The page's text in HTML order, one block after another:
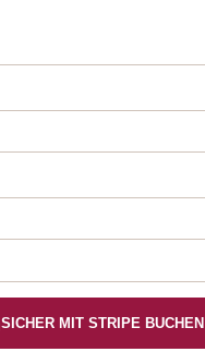
SICHER MIT STRIPE BUCHEN